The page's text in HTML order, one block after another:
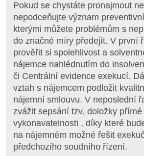
Pokud se chystáte pronajmout
nepodceňujte význam
kterými můžete problémům s
do značné míry předejít. V první
prověřit si spolehlivost a
nájemce nahlédnutím do
či Centrální evidence exekucí.
vztah s nájemcem podložit
nájemní smlouvu. V neposlední
zvážit sepsání tzv. doložky přímé
vykonavatelnosti , díky které
na nájemném možné řešit
předchozího soudního řízení.